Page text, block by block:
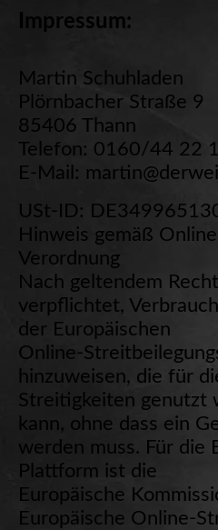
Impressum:
Martin Schuhladen
Plörnbacher Straße 9
85406 Thann
Telefon: 0160/44 22
E-Mail:
USt-ID:
Hinweis gemäß
Verordnung
Nach geltendem
verpflichtet,
der Europäischen
Online-
hinzuweisen, die für
Streitigkeiten genutzt
kann, ohne dass ein
werden muss. Für die
Plattform ist die
Europäische
Europäische Online-